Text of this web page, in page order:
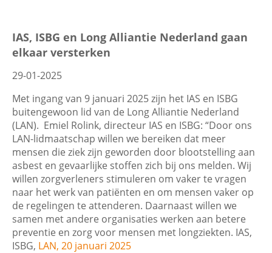
IAS, ISBG en Long Alliantie Nederland gaan
elkaar versterken
29-01-2025
Met ingang van 9 januari 2025 zijn het IAS en ISBG
buitengewoon lid van de Long Alliantie Nederland
(LAN). Emiel Rolink, directeur IAS en ISBG: “Door ons
LAN-lidmaatschap willen we bereiken dat meer
mensen die ziek zijn geworden door blootstelling aan
asbest en gevaarlijke stoffen zich bij ons melden. Wij
willen zorgverleners stimuleren om vaker te vragen
naar het werk van patiënten en om mensen vaker op
de regelingen te attenderen. Daarnaast willen we
samen met andere organisaties werken aan betere
preventie en zorg voor mensen met longziekten. IAS,
ISBG, LAN, 20 januari 2025